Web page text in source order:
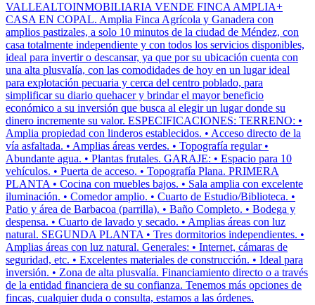
VALLEALTOINMOBILIARIA VENDE FINCA AMPLIA+
CASA EN COPAL. Amplia Finca Agrícola y Ganadera con
amplios pastizales, a solo 10 minutos de la ciudad de Méndez, con
casa totalmente independiente y con todos los servicios disponibles,
ideal para invertir o descansar, ya que por su ubicación cuenta con
una alta plusvalía, con las comodidades de hoy en un lugar ideal
para explotación pecuaria y cerca del centro poblado, para
simplificar su diario quehacer y brindar el mayor beneficio
económico a su inversión que busca al elegir un lugar donde su
dinero incremente su valor. ESPECIFICACIONES: TERRENO: •
Amplia propiedad con linderos establecidos. • Acceso directo de la
vía asfaltada. • Amplias áreas verdes. • Topografía regular •
Abundante agua. • Plantas frutales. GARAJE: • Espacio para 10
vehículos. • Puerta de acceso. • Topografía Plana. PRIMERA
PLANTA • Cocina con muebles bajos. • Sala amplia con excelente
iluminación. • Comedor amplio. • Cuarto de Estudio/Biblioteca. •
Patio y área de Barbacoa (parrilla). • Baño Completo. • Bodega y
despensa. • Cuarto de lavado y secado. • Amplias áreas con luz
natural. SEGUNDA PLANTA • Tres dormitorios independientes. •
Amplias áreas con luz natural. Generales: • Internet, cámaras de
seguridad, etc. • Excelentes materiales de construcción. • Ideal para
inversión. • Zona de alta plusvalía. Financiamiento directo o a través
de la entidad financiera de su confianza. Tenemos más opciones de
fincas, cualquier duda o consulta, estamos a las órdenes.